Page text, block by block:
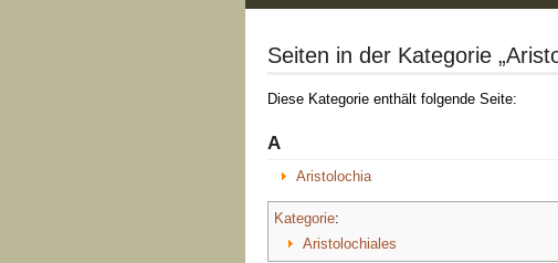
Seiten in der Kategorie
Diese Kategorie enthält folgende Seite:
A
Aristolochia
Kategorie:
Aristolochiales